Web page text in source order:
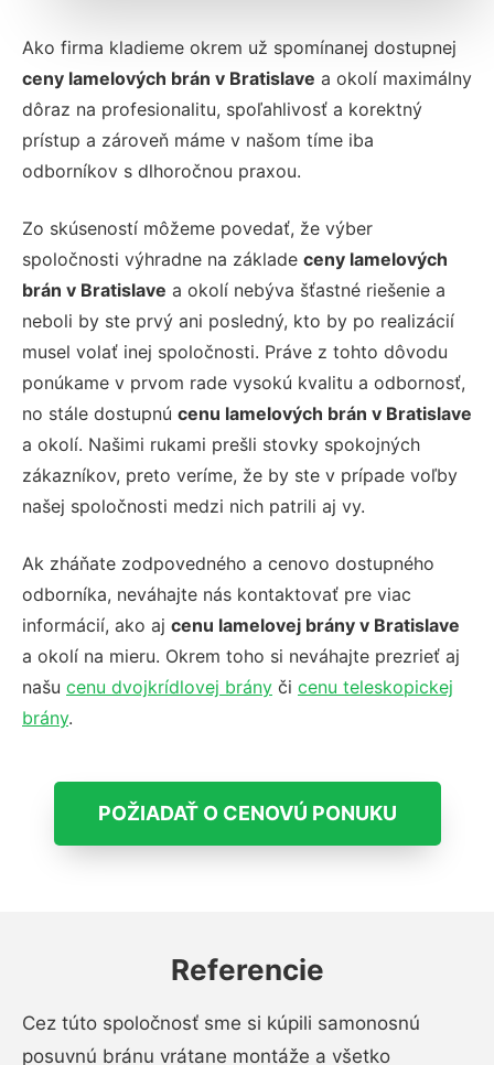
Ako firma kladieme okrem už spomínanej dostupnej
ceny lamelových brán v Bratislave a okolí maximálny
dôraz na profesionalitu, spoľahlivosť a korektný
prístup a zároveň máme v našom tíme iba
odborníkov s dlhoročnou praxou.
Zo skúseností môžeme povedať, že výber
spoločnosti výhradne na základe ceny lamelových
brán v Bratislave a okolí nebýva šťastné riešenie a
neboli by ste prvý ani posledný, kto by po realizácií
musel volať inej spoločnosti. Práve z tohto dôvodu
ponúkame v prvom rade vysokú kvalitu a odbornosť,
no stále dostupnú cenu lamelových brán v Bratislave
a okolí. Našimi rukami prešli stovky spokojných
zákazníkov, preto veríme, že by ste v prípade voľby
našej spoločnosti medzi nich patrili aj vy.
Ak zháňate zodpovedného a cenovo dostupného
odborníka, neváhajte nás kontaktovať pre viac
informácií, ako aj cenu lamelovej brány v Bratislave
a okolí na mieru. Okrem toho si neváhajte prezrieť aj
našu cenu dvojkrídlovej brány či cenu teleskopickej
brány.
POŽIADAŤ O CENOVÚ PONUKU
Referencie
Cez túto spoločnosť sme si kúpili samonosnú
posuvnú bránu vrátane montáže a všetko